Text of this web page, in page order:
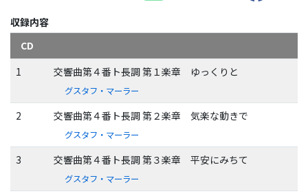
収録内容
CD
1
交響曲第４番ト長調 第１楽章 ゆっくりと
グスタフ・マーラー
2 交響曲第４番ト長調 第２楽章 気楽な動きで
グスタフ・マーラー
3 交響曲第４番ト長調 第３楽章 平安にみちて
グスタフ・マーラー